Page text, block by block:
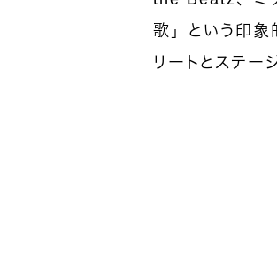
歌」という印象
リートとステー